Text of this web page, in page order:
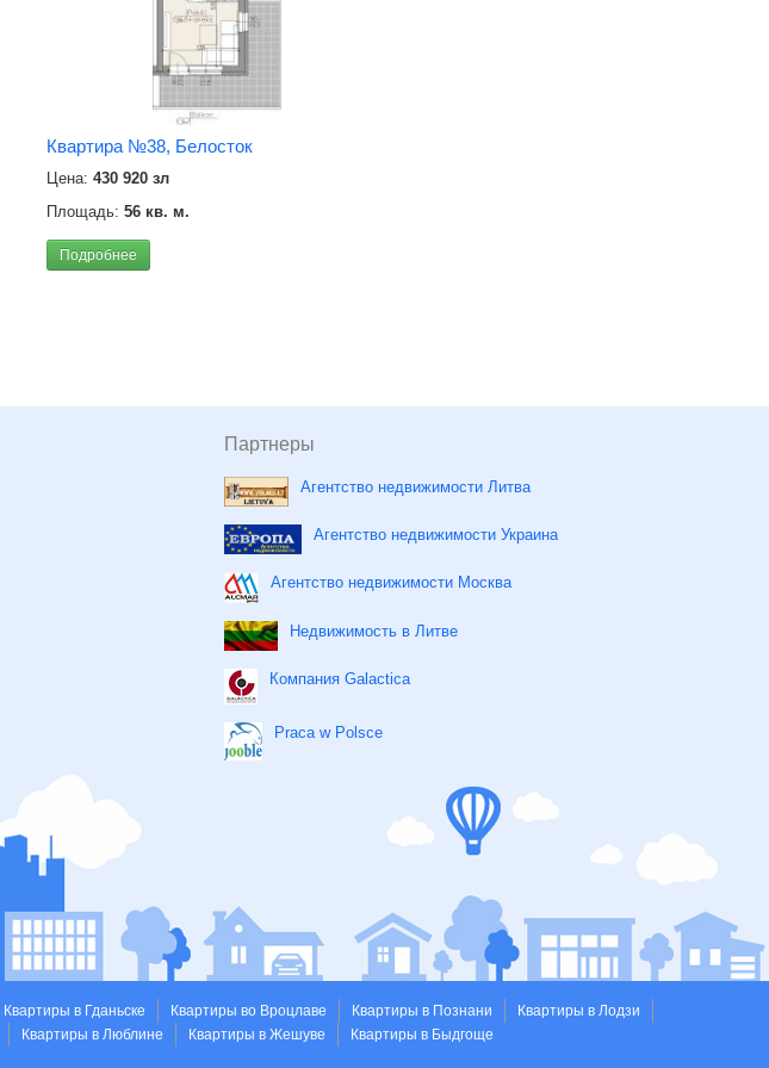
Квартира №38, Белосток
Цена: 430 920 зл
Площадь: 56 кв. м.
Подробнее
Партнеры
Агентство недвижимости Литва
Агентство недвижимости Украина
Агентство недвижимости Москва
Недвижимость в Литве
Компания Galactica
Praca w Polsce
Квартиры в Гданьске Квартиры во Вроцлаве Квартиры в Познани
Квартиры в Лодзи
Квартиры в Люблине Квартиры в Жешуве Квартиры в Быдгоще